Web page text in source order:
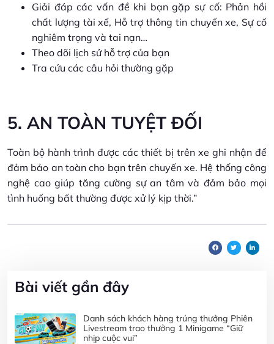
Giải đáp các vấn đề khi bạn gặp sự cố: Phản hồi
chất lượng tài xế, Hỗ trợ thông tin chuyến xe, Sự cố
nghiêm trọng và tai nạn…
Theo dõi lịch sử hỗ trợ của bạn
Tra cứu các câu hỏi thường gặp
5. AN TOÀN TUYỆT ĐỐI
Toàn bộ hành trình được các thiết bị trên xe ghi nhận để
đảm bảo an toàn cho bạn trên chuyến xe. Hệ thống công
nghệ cao giúp tăng cường sự an tâm và đảm bảo mọi
tình huống bất thường được xử lý kịp thời.”
Bài viết gần đây
Danh sách khách hàng trúng thưởng Phiên
Livestream trao thưởng 1 Minigame “Giữ
nhịp cuộc vui”